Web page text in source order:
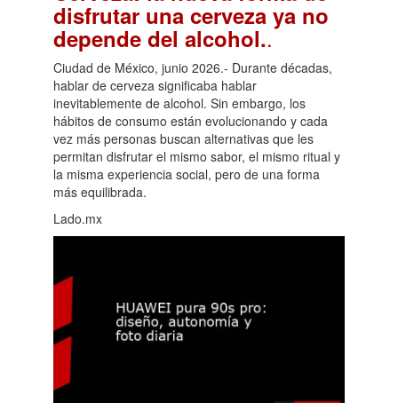
disfrutar una cerveza ya no
depende del alcohol..
Ciudad de México, junio 2026.- Durante décadas,
hablar de cerveza significaba hablar
inevitablemente de alcohol. Sin embargo, los
hábitos de consumo están evolucionando y cada
vez más personas buscan alternativas que les
permitan disfrutar el mismo sabor, el mismo ritual y
la misma experiencia social, pero de una forma
más equilibrada.
Lado.mx